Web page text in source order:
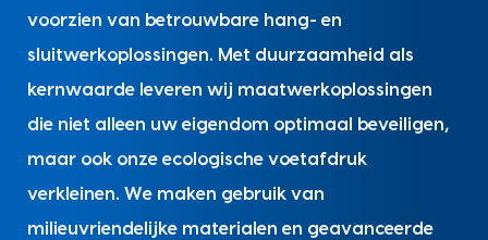
voorzien van betrouwbare hang- en
sluitwerkoplossingen. Met duurzaamheid als
kernwaarde leveren wij maatwerkoplossingen
die niet alleen uw eigendom optimaal beveiligen,
maar ook onze ecologische voetafdruk
verkleinen. We maken gebruik van
milieuvriendelijke materialen en geavanceerde